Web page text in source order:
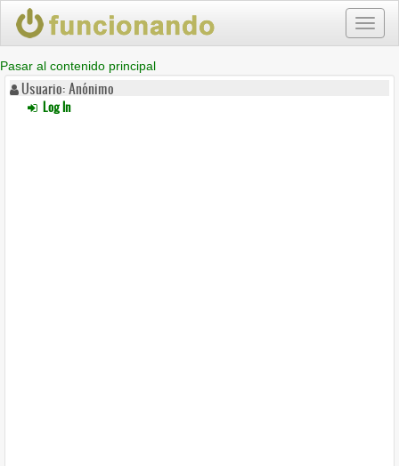
Pasar al contenido principal
Usuario: Anónimo
Log In